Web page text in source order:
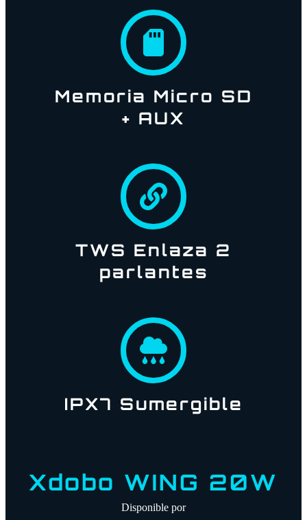
Memoria Micro SD
+ AUX
TWS Enlaza 2
parlantes
IPX7 Sumergible
Xdobo WING 20W
Disponible por